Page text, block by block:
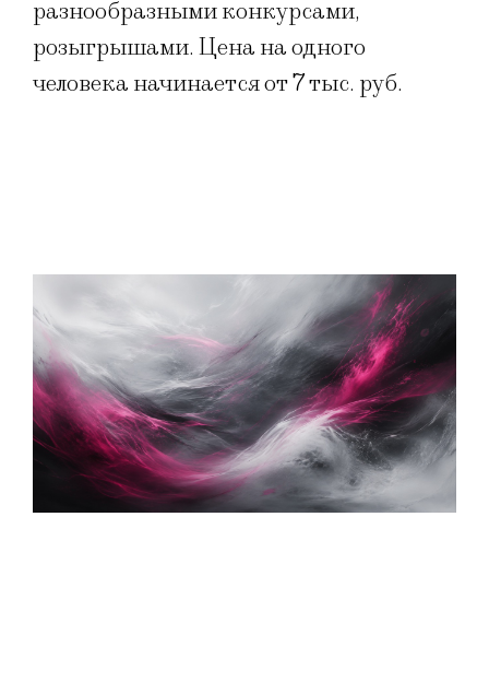
разнообразными конкурсами,
розыгрышами. Цена на одного
человека начинается от 7 тыс. руб.